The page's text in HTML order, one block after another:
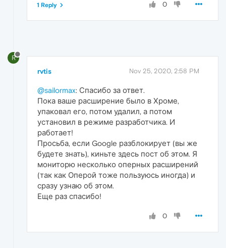
0
1 Reply
R
rvtis Nov 25, 2020, 2:58 PM
@sailormax: Спасибо за ответ.
Пока ваше расширение было в Хроме,
упаковал его, потом удалил, а потом
установил в режиме разработчика. И
работает!
Просьба, если Google разблокирует (вы же
будете знать), киньте здесь пост об этом. Я
мониторю несколько оперных расширений
(так как Оперой тоже пользуюсь иногда) и
сразу узнаю об этом.
Еще раз спасибо!
0